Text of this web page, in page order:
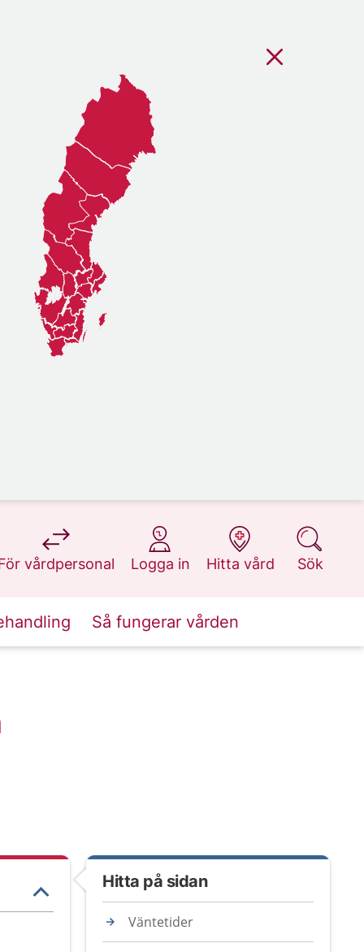
vårdpersonal
på 1177.se
Logga in
på 1177.se
Hitta vård
på 1177.se
Sök
på 1177.se
Så fungerar vården
Hitta på sidan
Väntetider